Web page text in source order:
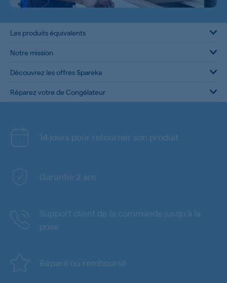
Les produits équivalents
Notre mission
Découvrez les offres Spareka
Réparez votre de Congélateur
14 jours pour retourner son produit
Garantie 2 ans
Support client de la commande jusqu'à la
pose
Réparé ou remboursé